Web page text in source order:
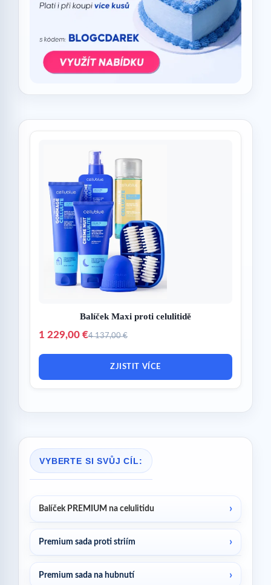
Balíček Maxi proti celulitidě
1 229,00 €4 137,00 €
ZJISTIT VÍCE
VYBERTE SI SVŮJ CÍL:
Balíček PREMIUM na celulitidu
Premium sada proti striím
Premium sada na hubnutí